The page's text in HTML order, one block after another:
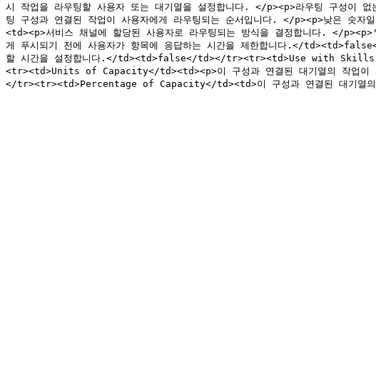
시 작업을 라우팅할 사용자 또는 대기열을 설정합니다. </p><p>라우팅 구
팅 구성과 연결된 작업이 사용자에게 라우팅되는 순서입니다. </p><p>낮은
<td><p>서비스 채널에 할당된 사용자로 라우팅되는 방식을 결정합니다.
게 푸시되기 전에 사용자가 항목에 응답하는 시간을 제한합니다.</
할 시간을 설정합니다.</td><td>false</td></tr><tr><td>Use with Skills-
<tr><td>Units of Capacity</td><td><p>이 구성과 연결된 대기열의 작업이